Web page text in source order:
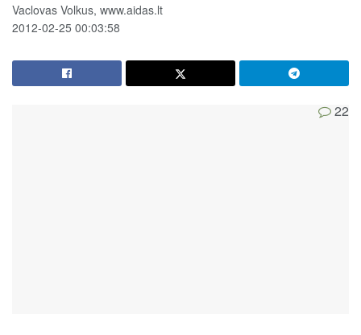
Vaclovas Volkus, www.aidas.lt
2012-02-25 00:03:58
22